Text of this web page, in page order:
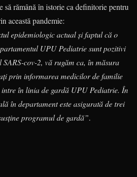
rămână în istorie ca definitorie pentru
această pandemie:
epidemiologic actual şi faptul că o
UPU Pediatrie sunt pozitivi
cov-2, vă rugăm ca, în măsura
prin informarea medicilor de familie
în linia de gardă UPU Pediatrie. În
în departament este asigurată de trei
programul de gardă”.